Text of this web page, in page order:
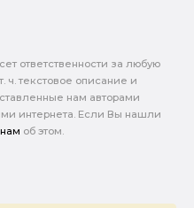
ответственности за любую
ч. текстовое описание и
нам авторами
интернета. Если Вы нашли
об этом.